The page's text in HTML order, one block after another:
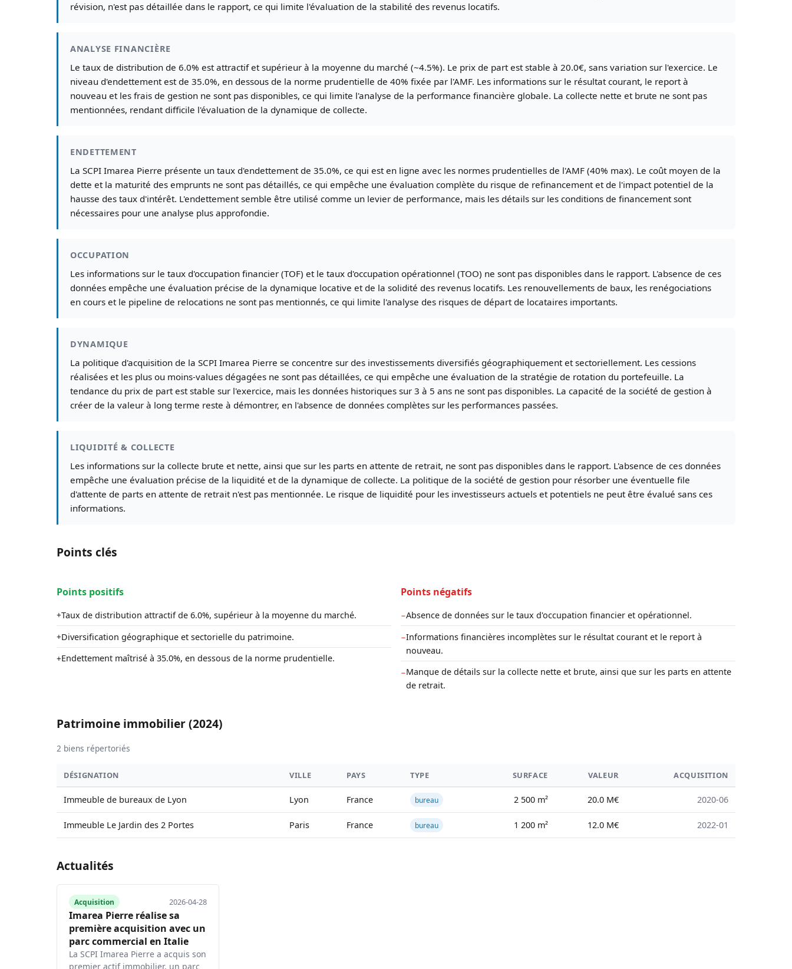
révision, n'est pas détaillée dans le rapport, ce qui limite l'évaluation de la stabilité des revenus locatifs.
ANALYSE FINANCIÈRE
Le taux de distribution de 6.0% est attractif et supérieur à la moyenne du marché (~4.5%). Le prix de part est stable à 20.0€, sans variation sur l'exercice. Le
niveau d'endettement est de 35.0%, en dessous de la norme prudentielle de 40% fixée par l'AMF. Les informations sur le résultat courant, le report à
nouveau et les frais de gestion ne sont pas disponibles, ce qui limite l'analyse de la performance financière globale. La collecte nette et brute ne sont pas
mentionnées, rendant difficile l'évaluation de la dynamique de collecte.
ENDETTEMENT
La SCPI Imarea Pierre présente un taux d'endettement de 35.0%, ce qui est en ligne avec les normes prudentielles de l'AMF (40% max). Le coût moyen de la
dette et la maturité des emprunts ne sont pas détaillés, ce qui empêche une évaluation complète du risque de refinancement et de l'impact potentiel de la
hausse des taux d'intérêt. L'endettement semble être utilisé comme un levier de performance, mais les détails sur les conditions de financement sont
nécessaires pour une analyse plus approfondie.
OCCUPATION
Les informations sur le taux d'occupation financier (TOF) et le taux d'occupation opérationnel (TOO) ne sont pas disponibles dans le rapport. L'absence de ces
données empêche une évaluation précise de la dynamique locative et de la solidité des revenus locatifs. Les renouvellements de baux, les renégociations
en cours et le pipeline de relocations ne sont pas mentionnés, ce qui limite l'analyse des risques de départ de locataires importants.
DYNAMIQUE
La politique d'acquisition de la SCPI Imarea Pierre se concentre sur des investissements diversifiés géographiquement et sectoriellement. Les cessions
réalisées et les plus ou moins-values dégagées ne sont pas détaillées, ce qui empêche une évaluation de la stratégie de rotation du portefeuille. La
tendance du prix de part est stable sur l'exercice, mais les données historiques sur 3 à 5 ans ne sont pas disponibles. La capacité de la société de gestion à
créer de la valeur à long terme reste à démontrer, en l'absence de données complètes sur les performances passées.
LIQUIDITÉ & COLLECTE
Les informations sur la collecte brute et nette, ainsi que sur les parts en attente de retrait, ne sont pas disponibles dans le rapport. L'absence de ces données
empêche une évaluation précise de la liquidité et de la dynamique de collecte. La politique de la société de gestion pour résorber une éventuelle file
d'attente de parts en attente de retrait n'est pas mentionnée. Le risque de liquidité pour les investisseurs actuels et potentiels ne peut être évalué sans ces
informations.
Points clés
Points positifs
+Taux de distribution attractif de 6.0%, supérieur à la moyenne du marché.
+Diversification géographique et sectorielle du patrimoine.
+Endettement maîtrisé à 35.0%, en dessous de la norme prudentielle.
Points négatifs
−Absence de données sur le taux d'occupation financier et opérationnel.
−Informations financières incomplètes sur le résultat courant et le report à
nouveau.
−Manque de détails sur la collecte nette et brute, ainsi que sur les parts en attente
de retrait.
Patrimoine immobilier (2024)
2 biens répertoriés
DÉSIGNATION VILLE PAYS TYPE SURFACE VALEUR ACQUISITION
Immeuble de bureaux de Lyon Lyon France bureau 2 500 m² 20.0 M€ 2020-06
Immeuble Le Jardin des 2 Portes Paris France bureau 1 200 m² 12.0 M€ 2022-01
Actualités
Acquisition 2026-04-28
Imarea Pierre réalise sa
première acquisition avec un
parc commercial en Italie
La SCPI Imarea Pierre a acquis son
premier actif immobilier, un parc